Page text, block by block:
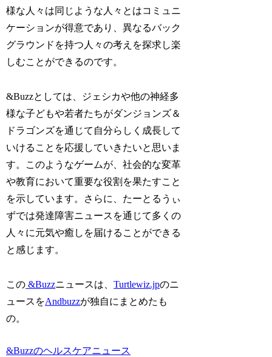
様な人々は同じような人々とはコミュニ
ケーションが得意であり、異なるバック
グラウンドを持つ人々の考えを探求し楽
しむことができるのです。
&Buzzとしては、ジェシカや他の神経多
様な子どもや若者たちがダンジョンズ＆
ドラゴンズを通じて自分らしく成長して
いけることを応援していきたいと思いま
す。このようなゲームが、社会的な変革
や教育において重要な役割を果たすこと
を示しています。さらに、たーとるうぃ
ずでは発達障害ニュースを通じて多くの
人々に元気や癒しを届けることができる
と感じます。
この &Buzzニュースは、Turtlewiz.jpのニ
ュースをAndbuzzが独自にまとめたも
の。
&Buzzのヘルスケアニュース